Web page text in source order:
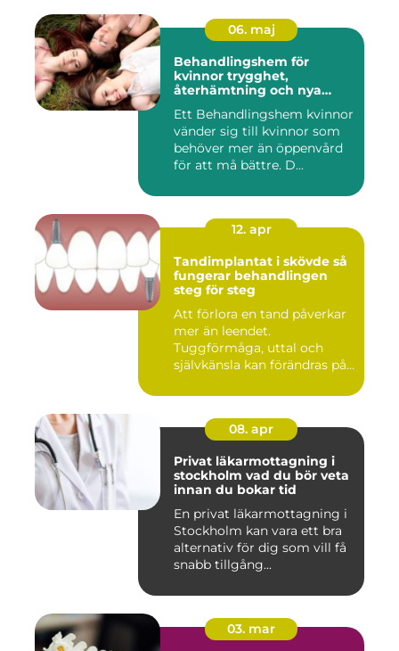
06. maj
Behandlingshem för
kvinnor trygghet,
återhämtning och nya
Ett Behandlingshem kvinnor
vänder sig till kvinnor som
behöver mer än öppenvård
för att må bättre. D...
12. apr
Tandimplantat i skövde så
fungerar behandlingen
steg för steg
Att förlora en tand påverkar
mer än leendet.
Tuggförmåga, uttal och
självkänsla kan förändras på
08. apr
Privat läkarmottagning i
stockholm vad du bör veta
innan du bokar tid
En privat läkarmottagning i
Stockholm kan vara ett bra
alternativ för dig som vill få
snabb tillgång...
03. mar